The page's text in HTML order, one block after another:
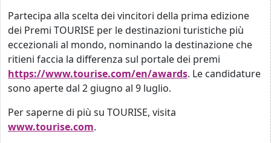
Partecipa alla scelta dei vincitori della prima edizione
dei Premi TOURISE per le destinazioni turistiche più
eccezionali al mondo, nominando la destinazione che
ritieni faccia la differenza sul portale dei premi
https://www.tourise.com/en/awards. Le candidature
sono aperte dal 2 giugno al 9 luglio.
Per saperne di più su TOURISE, visita
www.tourise.com.